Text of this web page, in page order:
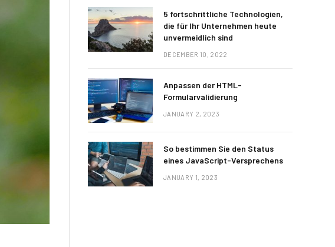
5 fortschrittliche Technologien,
die für Ihr Unternehmen heute
unvermeidlich sind
DECEMBER 10, 2022
Anpassen der HTML-
Formularvalidierung
JANUARY 2, 2023
So bestimmen Sie den Status
eines JavaScript-Versprechens
JANUARY 1, 2023